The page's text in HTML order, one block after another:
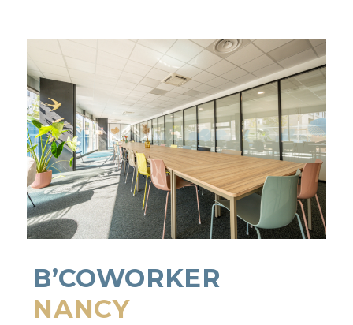
B’COWORKER
NANCY